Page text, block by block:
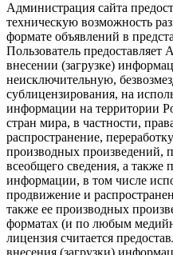
Администрация сайта
техническую возможность
формате объявлений в
Пользователь
внесении (загрузке)
неисключительную,
сублицензирования, на
информации на территории
стран мира, в частности,
распространение,
производных произведений,
всеобщего сведения, а также
информации, в том числе
продвижение и
также ее производных
форматах (и по любым
лицензия считается